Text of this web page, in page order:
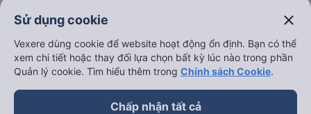
Sử dụng cookie close
Vexere dùng cookie để website hoạt động ổn định. Bạn có thể
xem chi tiết hoặc thay đổi lựa chọn bất kỳ lúc nào trong phần
Quản lý cookie. Tìm hiểu thêm trong Chính sách Cookie.
Chấp nhận tất cả